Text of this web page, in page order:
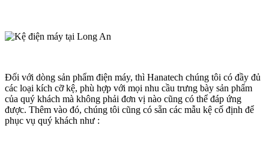
Đối với dòng sản phẩm điện máy, thì Hanatech chúng tôi có đầy đủ
các loại kích cỡ kệ, phù hợp với mọi nhu cầu trưng bày sản phẩm
của quý khách mà không phải đơn vị nào cũng có thể đáp ứng
được. Thêm vào đó, chúng tôi cũng có sẵn các mẫu kệ cố định để
phục vụ quý khách như :